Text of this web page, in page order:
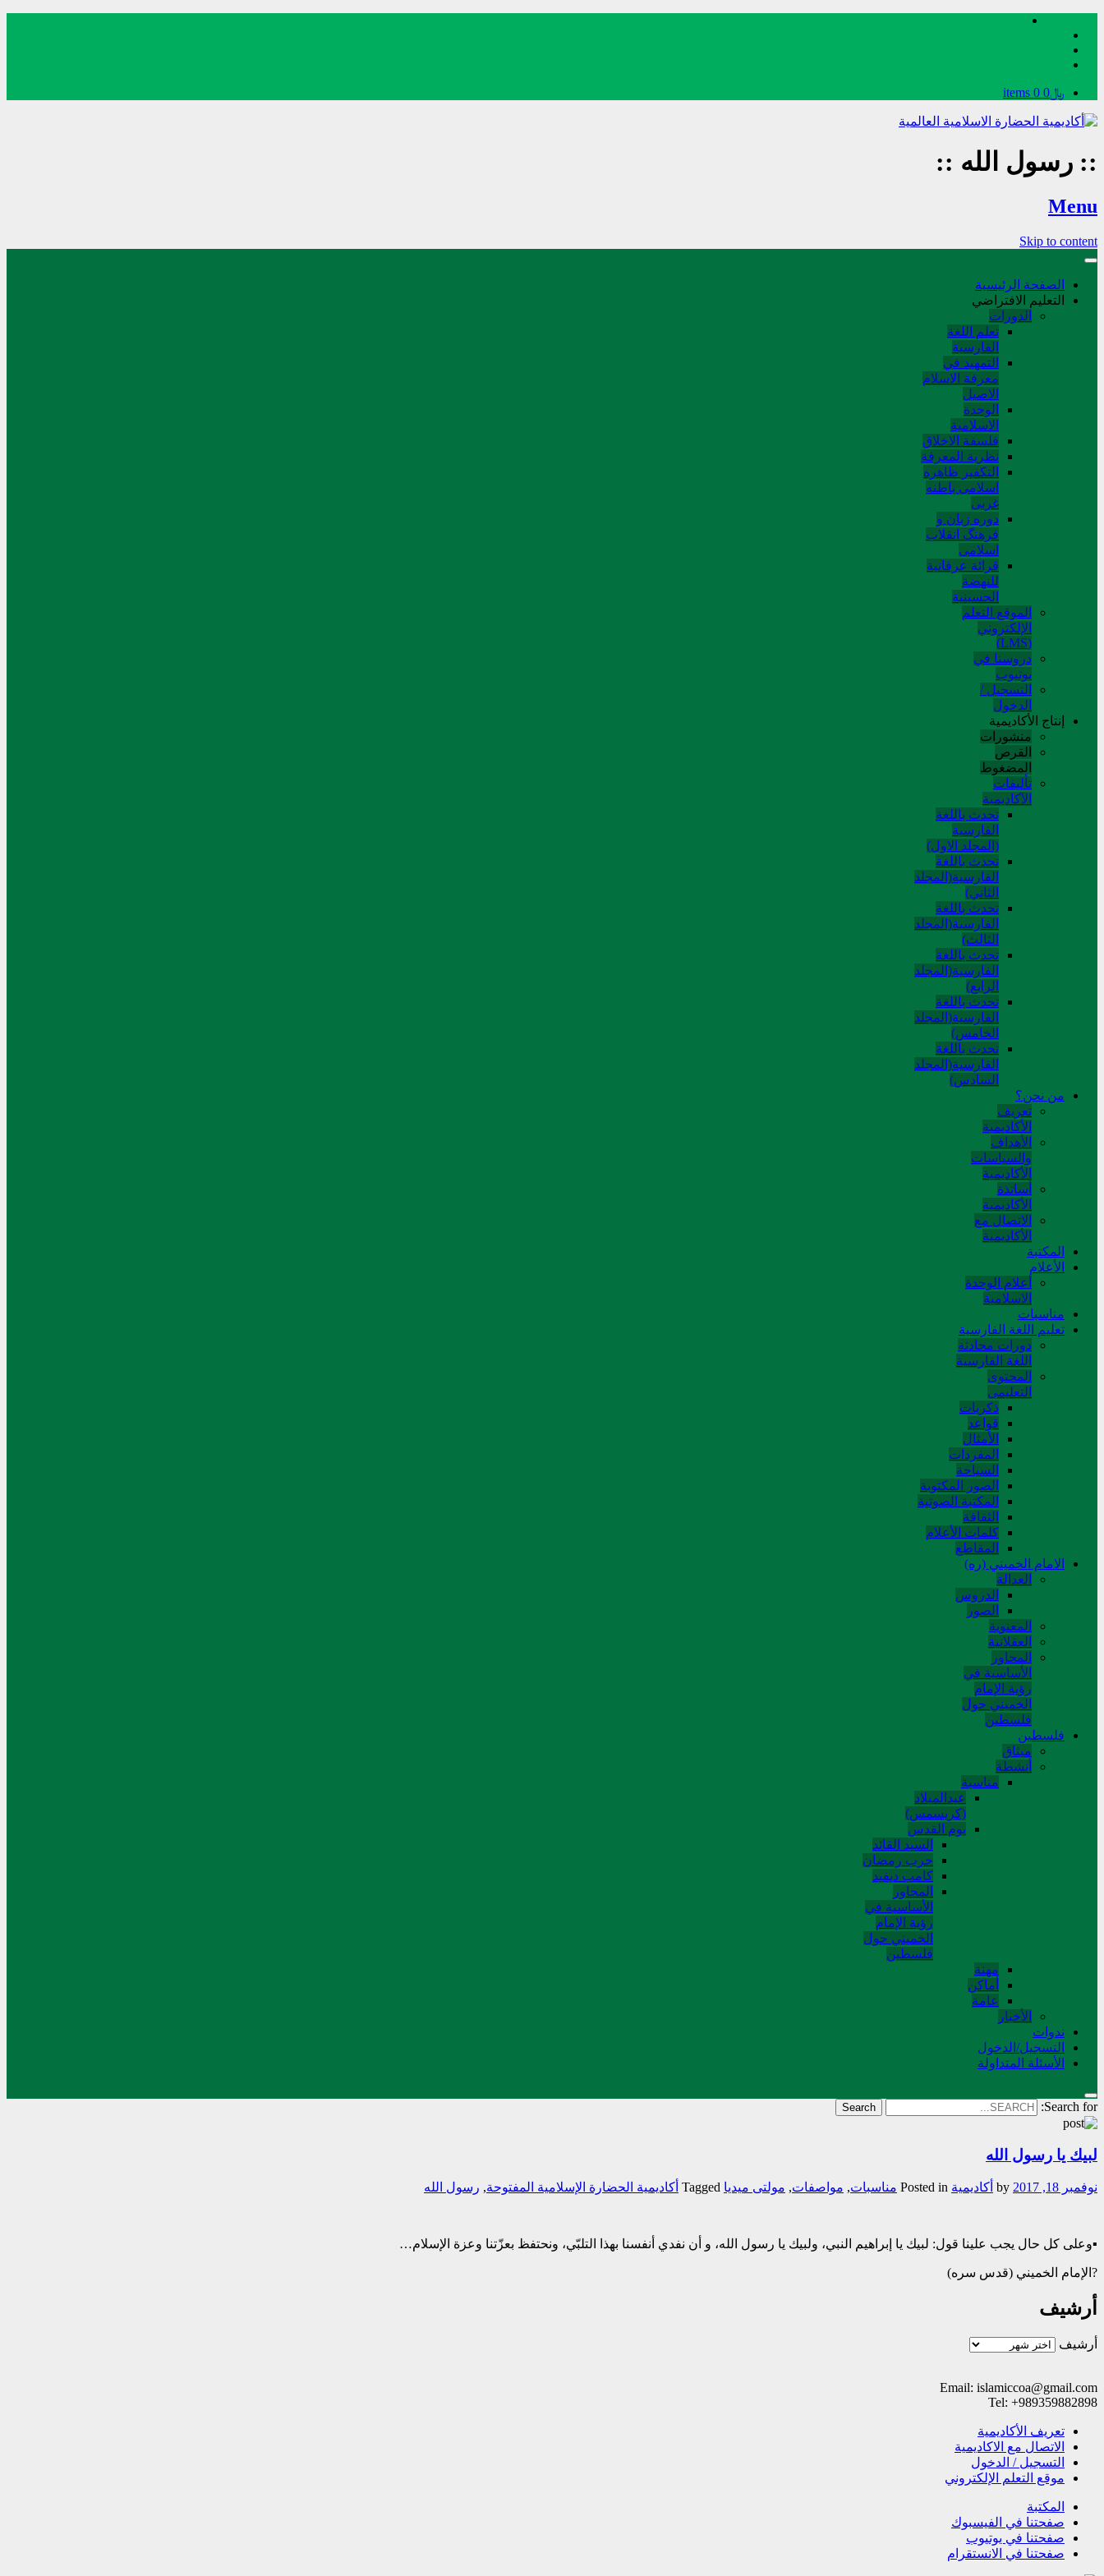
﷼0 0 items
:: رسول الله ::
Menu
Skip to content
الصفحة الرئيسية
التعليم الافتراضي
الدورات
تعلم اللغة
الفارسیة
التمهید في
معرفة الاسلام
الاصیل
الوحدة
الاسلامیة
فلسفة الاخلاق
نظریة المعرفة
التکفیر ظاهره
اسلامی باطنه
غربی
دوره زبان و
فرهنگ انقلاب
اسلامی
قرائة عرفانیة
للنهضة
الحسینیة
الموقع التعلم
الإلکتروني
(LMS)
دروسنا في
يوتيوب
التسجيل /
الدخول
إنتاج الأكاديمية
منشورات
القرص
المضغوط
تألیفات
الآکادیمیة
تحدث باللغة
الفارسية
(المجلد الاول)
تحدث باللغة
الفارسية(المجلد
الثاني)
تحدث باللغة
الفارسية(المجلد
الثالث)
تحدث باللغة
الفارسية(المجلد
الرابع)
تحدث باللغة
الفارسية(المجلد
الخامس)
تحدث باللغة
الفارسية(المجلد
السادس)
من نحن؟
تعريف
الأكاديمية
الأهداف
والسياسات
الأكاديمية
أساتذة
الأكاديمية
الاتصال مع
الأكاديمية
المکتبة
الأعلام
أعلام الوحدة
الاسلامية
مناسبات
تعلیم اللغة الفارسیة
دورات محادثة
اللغة الفارسیة
المحتوی
التعلیمی
ذکریات
قواعد
الأمثال
المفردات
السیاحة
الصور المکتوبة
المکتبة الصوتیة
الثقافة
کلمات الأعلام
المقاطع
الامام الخميني (ره)
العدالة
الدروس
الصور
المعنوية
العقلانية
المحاور
الأساسیة في
رؤیة الإمام
الخمیني حول
فلسطین
فلسطین
میثاق
أنشطة
مناسبة
عیدالمیلاد
(کریسمس)
یوم القدس
السید القائد
حرب رمضان
کامب دیفید
المحاور
الأساسية في
رؤية الإمام
الخميني حول
فلسطین
مهنة
أماکن
عامة
الأخبار
ندوات
التسجیل/الدخول
الأسئلة المتداولة
Search for:
لبيك يا رسول الله
نوفمبر 18, 2017 أکادیمیة Posted in مناسبات, مواصفات, مولتی میدیا Tagged أکادیمیة الحضارة الإسلامیة المفتوحة, رسول الله
▪️وعلى كل حال يجب علينا قول: لبيك يا إبراهيم النبي، ولبيك يا رسول الله، و أن نفدي أنفسنا بهذا التلبّي، ونحتفظ بعزّتنا وعزة الإسلام…
?الإمام الخمیني (قدس سره)
أرشيف
أرشيف
Email: islamiccoa@gmail.com
Tel: +989359882898
تعریف الأکادیمیة
الاتصال مع الاکادیمیة
التسجیل / الدخول
موقع التعلم الإلکتروني
المکتبة
صفحتنا في الفيسبوك
صفحتنا في یوتیوب
صفحتنا في الانستقرام